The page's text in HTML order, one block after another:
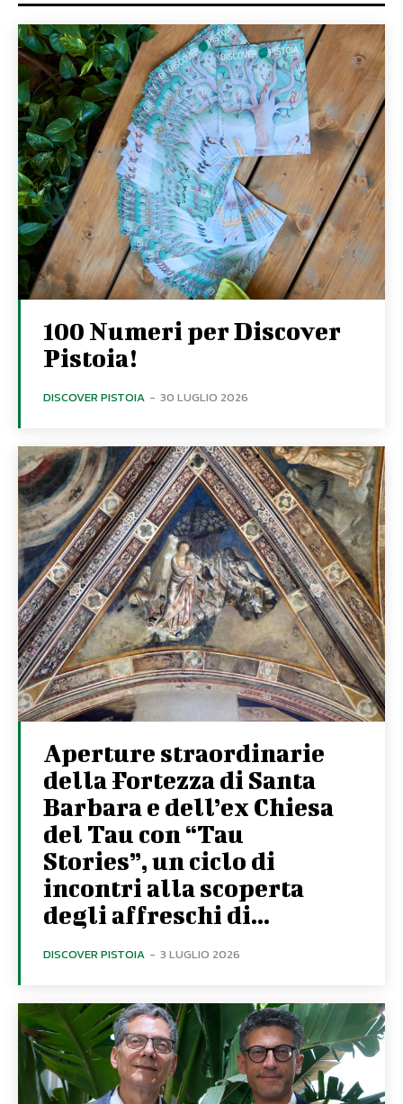
100 Numeri per Discover
Pistoia!
DISCOVER PISTOIA - 30 LUGLIO 2026
Aperture straordinarie
della Fortezza di Santa
Barbara e dell’ex Chiesa
del Tau con “Tau
Stories”, un ciclo di
incontri alla scoperta
degli affreschi di...
DISCOVER PISTOIA - 3 LUGLIO 2026